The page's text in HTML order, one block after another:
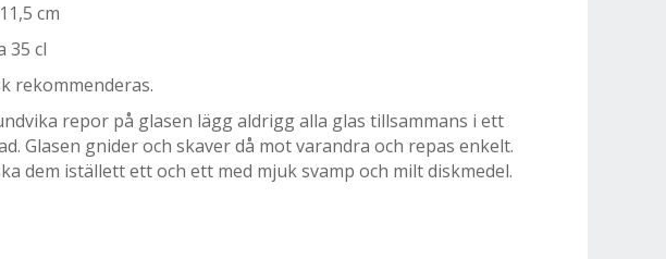
cm
35 cl
rekommenderas.
repor på glasen lägg aldrigg alla glas tillsammans i ett
Glasen gnider och skaver då mot varandra och repas enkelt.
dem iställett ett och ett med mjuk svamp och milt diskmedel.